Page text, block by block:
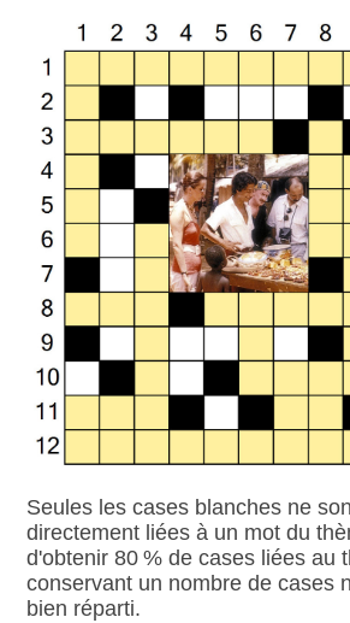
Seules les cases blanches ne
directement liées à un mot du
d'obtenir 80 % de cases liées au
conservant un nombre de cases
bien réparti.